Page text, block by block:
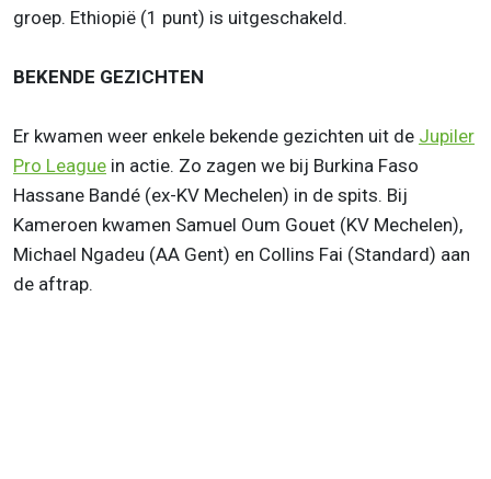
groep. Ethiopië (1 punt) is uitgeschakeld.
BEKENDE GEZICHTEN
Er kwamen weer enkele bekende gezichten uit de Jupiler
Pro League in actie. Zo zagen we bij Burkina Faso
Hassane Bandé (ex-KV Mechelen) in de spits. Bij
Kameroen kwamen Samuel Oum Gouet (KV Mechelen),
Michael Ngadeu (AA Gent) en Collins Fai (Standard) aan
de aftrap.